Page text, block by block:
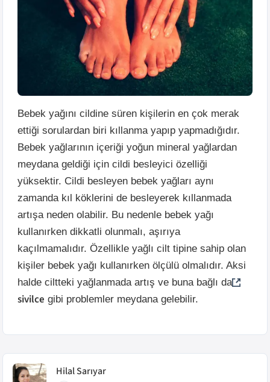
Bebek yağını cildine süren kişilerin en çok merak
ettiği sorulardan biri kıllanma yapıp yapmadığıdır.
Bebek yağlarının içeriği yoğun mineral yağlardan
meydana geldiği için cildi besleyici özelliği
yüksektir. Cildi besleyen bebek yağları aynı
zamanda kıl köklerini de besleyerek kıllanmada
artışa neden olabilir. Bu nedenle bebek yağı
kullanırken dikkatli olunmalı, aşırıya
kaçılmamalıdır. Özellikle yağlı cilt tipine sahip olan
kişiler bebek yağı kullanırken ölçülü olmalıdır. Aksi
halde ciltteki yağlanmada artış ve buna bağlı da
sivilce gibi problemler meydana gelebilir.
HilalSarıyar